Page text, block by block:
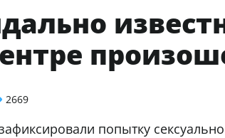
2669
попытку